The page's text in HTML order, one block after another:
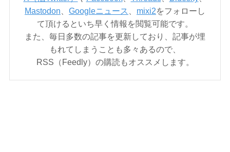
Mastodon
Googleニュース mixi2をフォローし
て頂けるといち早く情報を閲覧可能です。
また、毎日多数の記事を更新しており、記事が埋
もれてしまうことも多々あるので、
RSS（Feedly）の購読もオススメします。